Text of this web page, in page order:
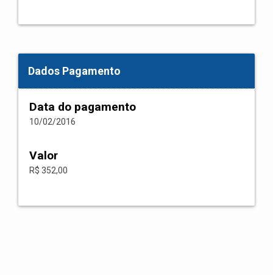
Dados Pagamento
Data do pagamento
10/02/2016
Valor
R$ 352,00